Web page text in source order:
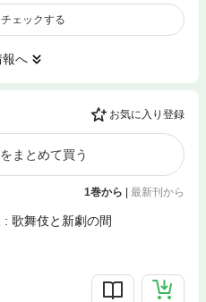
ェックする
報へ
お気に入り登録
まとめて買う
1巻から | 最新刊から
歌舞伎と新劇の間